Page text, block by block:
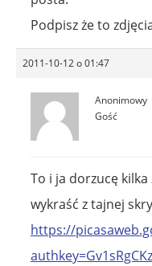
Podpisz że to
2011-10-12 o 01:47
Anonimowy
Gość
To i ja dorzucę kilka
wykraść z tajnej
https://